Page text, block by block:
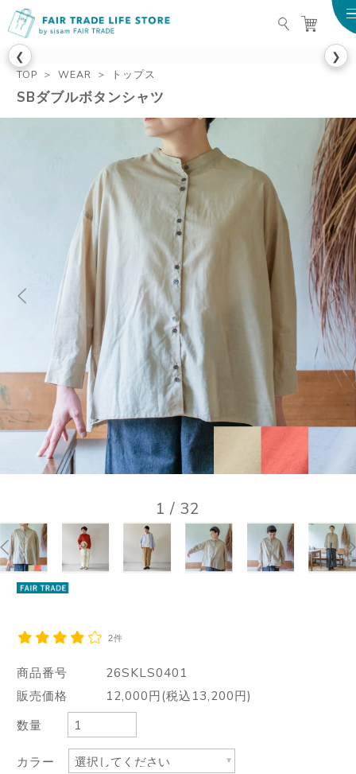
FAIR TRADE LIFE
❮ ❯
TOP WEAR トップス
SBダブルボタンシャツ
1 / 32
2件
商品番号
26SKLS0401
販売価格
12,000円(税込13,200円)
数量
カラー